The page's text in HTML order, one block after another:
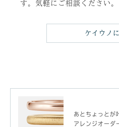
す。気軽にご相談ください。
ケイウノ
あとちょっとが
アレンジオーダ